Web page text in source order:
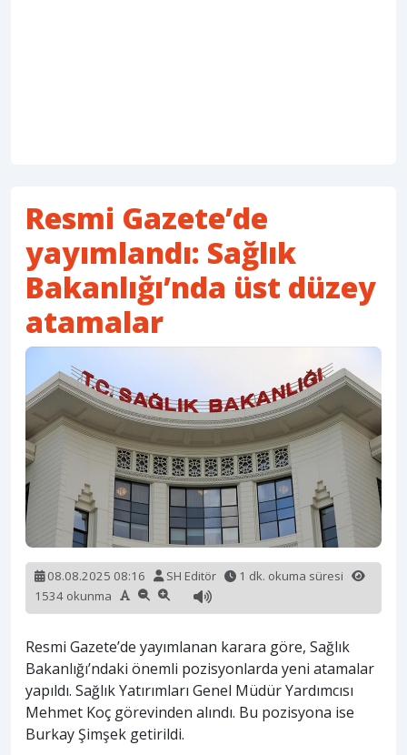
Resmi Gazete’de
yayımlandı: Sağlık
Bakanlığı’nda üst düzey
atamalar
08.08.2025 08:16 SH Editör
1 dk. okuma süresi
1534 okunma
Resmi Gazete’de yayımlanan karara göre, Sağlık
Bakanlığı’ndaki önemli pozisyonlarda yeni atamalar
yapıldı. Sağlık Yatırımları Genel Müdür Yardımcısı
Mehmet Koç görevinden alındı. Bu pozisyona ise
Burkay Şimşek getirildi.